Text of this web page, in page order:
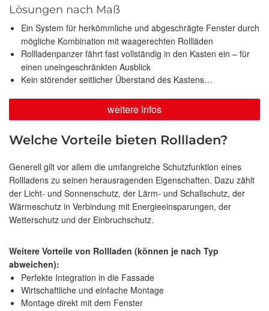
Lösungen nach Maß
Ein System für herkömmliche und abgeschrägte Fenster durch
mögliche Kombination mit waagerechten Rollläden
Rollladenpanzer fährt fast vollständig in den Kasten ein – für
einen uneingeschränkten Ausblick
Kein störender seitlicher Überstand des Kastens…
weitere Infos
Welche Vorteile bieten Rollladen?
Generell gilt vor allem die umfangreiche Schutzfunktion eines
Rollladens zu seinen herausragenden Eigenschaften. Dazu zählt
der Licht- und Sonnenschutz, der Lärm- und Schallschutz, der
Wärmeschutz in Verbindung mit Energieeinsparungen, der
Wetterschutz und der Einbruchschutz.
Weitere Vorteile von Rollladen (können je nach Typ
abweichen):
Perfekte Integration in die Fassade
Wirtschaftliche und einfache Montage
Montage direkt mit dem Fenster